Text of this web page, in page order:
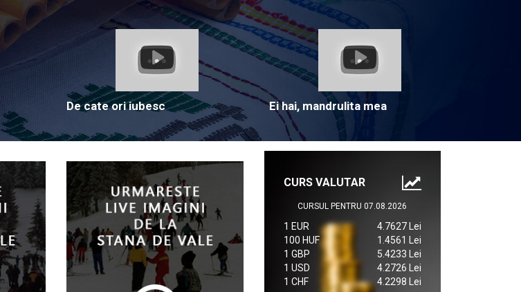
De cate ori iubesc Ei hai, mandrulita mea
CURS VALUTAR
CURSUL PENTRU 07.08.2026
1 EUR
4.7627 Lei
100 HUF
1.4561 Lei
1 GBP
5.4233 Lei
1 USD
4.2726 Lei
1 CHF
4.2298 Lei